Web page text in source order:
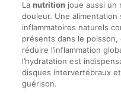
La nutritionjoue aussi un
douleur. Une alimentation
inflammatoires naturels
présents dans le
réduire l’inflammation
l’hydratation est
disques intervertébraux
guérison.